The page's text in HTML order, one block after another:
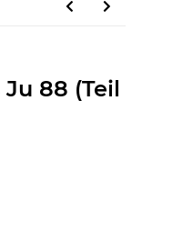
88 (Teil